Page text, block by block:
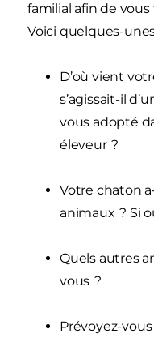
familial afin de
Voici quelques-
D’où vient
s’agissait-il
vous adopté
éleveur ?
Votre chaton
animaux ? Si
Quels autres
vous ?
Prévoyez-